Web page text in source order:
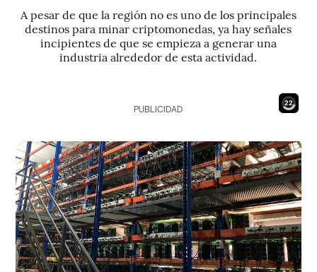
A pesar de que la región no es uno de los principales
destinos para minar criptomonedas, ya hay señales
incipientes de que se empieza a generar una
industria alrededor de esta actividad.
20
PUBLICIDAD